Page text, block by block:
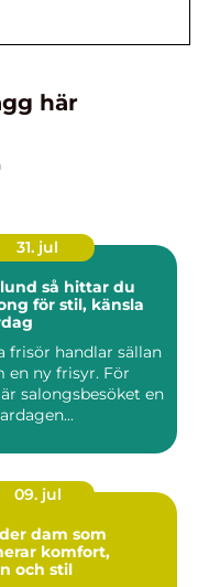
här
31. jul
hittar du
för stil, känsla
frisör handlar sällan
en ny frisyr. För
salongsbesöket en
09. jul
dam som
komfort,
och stil